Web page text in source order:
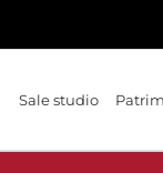
Sale studio